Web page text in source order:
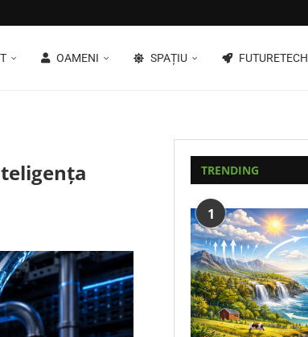
OAMENI SPAȚIU FUTURETECH
TRENDING
1